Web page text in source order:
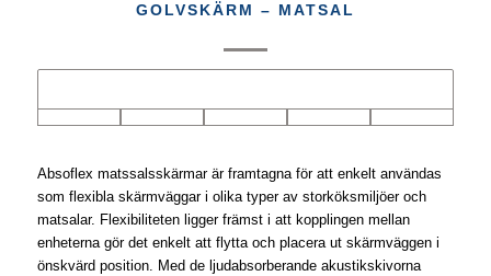
GOLVSKÄRM – MATSAL
Absoflex matssalsskärmar är framtagna för att enkelt användas
som flexibla skärmväggar i olika typer av storköksmiljöer och
matsalar. Flexibiliteten ligger främst i att kopplingen mellan
enheterna gör det enkelt att flytta och placera ut skärmväggen i
önskvärd position. Med de ljudabsorberande akustikskivorna